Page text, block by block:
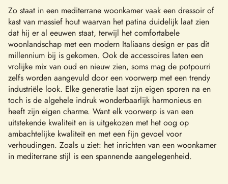
Zo staat in een mediterrane woonkamer vaak een dressoir of
kast van massief hout waarvan het patina duidelijk laat zien
dat hij er al eeuwen staat, terwijl het comfortabele
woonlandschap met een modern Italiaans design er pas dit
millennium bij is gekomen. Ook de accessoires laten een
vrolijke mix van oud en nieuw zien, soms mag de potpourri
zelfs worden aangevuld door een voorwerp met een trendy
industriële look. Elke generatie laat zijn eigen sporen na en
toch is de algehele indruk wonderbaarlijk harmonieus en
heeft zijn eigen charme. Want elk voorwerp is van een
uitstekende kwaliteit en is uitgekozen met het oog op
ambachtelijke kwaliteit en met een fijn gevoel voor
verhoudingen. Zoals u ziet: het inrichten van een woonkamer
in mediterrane stijl is een spannende aangelegenheid.